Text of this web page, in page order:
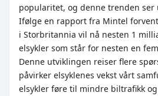
popularitet, og denne trenden ser
Ifølge en rapport fra Mintel
i Storbritannia vil nå nesten 1
elsykler som står for nesten en
Denne utviklingen reiser flere
påvirker elsyklenes vekst vårt
elsykler føre til mindre biltrafikk